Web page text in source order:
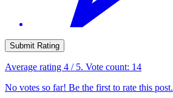
Submit Rating
Average rating 4 / 5. Vote count: 14
No votes so far! Be the first to rate this post.